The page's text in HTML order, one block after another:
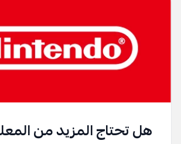
هل تحتاج المزيد من